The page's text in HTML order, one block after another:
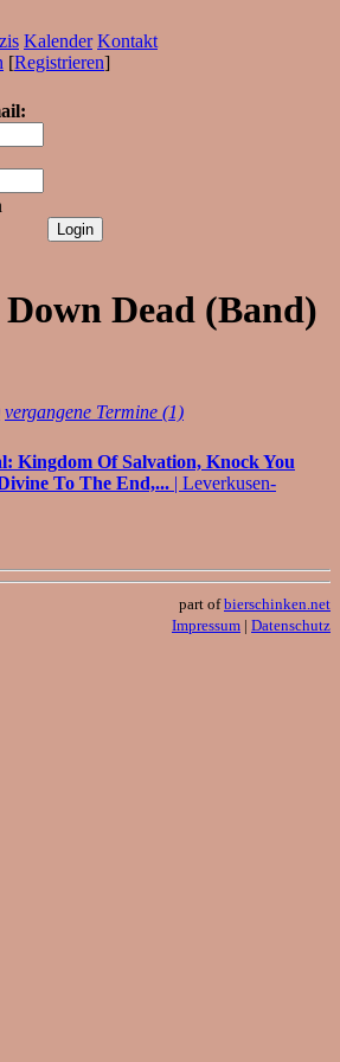
Kalender Kontakt
[Registrieren]
Dead (Band)
vergangene Termine (1)
Kingdom Of Salvation, Knock You
To The End,... | Leverkusen-
part ofbierschinken.net
Impressum | Datenschutz